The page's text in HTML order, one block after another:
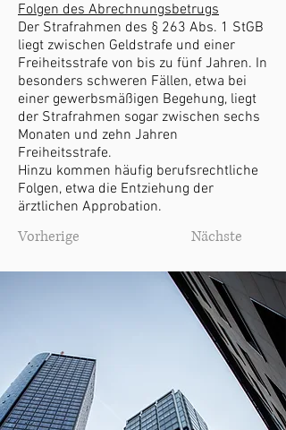
Folgen des Abrechnungsbetrugs
Der Strafrahmen des § 263 Abs. 1 StGB
liegt zwischen Geldstrafe und einer
Freiheitsstrafe von bis zu fünf Jahren. In
besonders schweren Fällen, etwa bei
einer gewerbsmäßigen Begehung, liegt
der Strafrahmen sogar zwischen sechs
Monaten und zehn Jahren
Freiheitsstrafe.
Hinzu kommen häufig berufsrechtliche
Folgen, etwa die Entziehung der
ärztlichen Approbation.
Vorherige Nächste